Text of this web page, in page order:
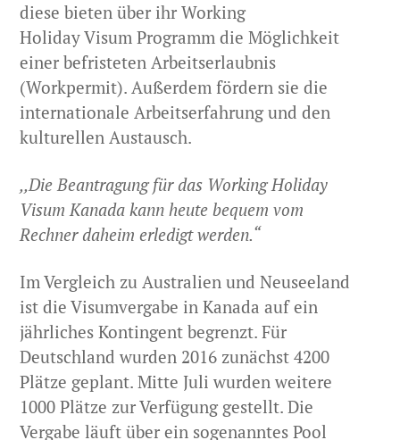
diese bieten über ihr Working
Holiday Visum Programm die Möglichkeit
einer befristeten Arbeitserlaubnis
(Workpermit). Außerdem fördern sie die
internationale Arbeitserfahrung und den
kulturellen Austausch.
,,Die Beantragung für das Working Holiday
Visum Kanada kann heute bequem vom
Rechner daheim erledigt werden.“
Im Vergleich zu Australien und Neuseeland
ist die Visumvergabe in Kanada auf ein
jährliches Kontingent begrenzt. Für
Deutschland wurden 2016 zunächst 4200
Plätze geplant. Mitte Juli wurden weitere
1000 Plätze zur Verfügung gestellt. Die
Vergabe läuft über ein sogenanntes Pool